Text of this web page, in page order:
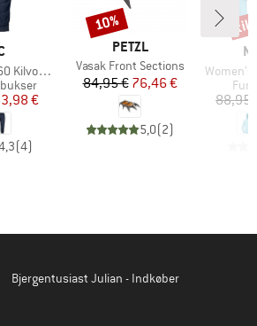
3/4 Pants
pris
€
(4)
MÆRKE
PETZL
Artikel
Vasak Front Sections
Pris
84,95 €Nedsat pris
76,46 €
5,0(2)
Rabat
10%
Artikel
Women's
88,95
til
Bjergentusiast Julian - Indkøber